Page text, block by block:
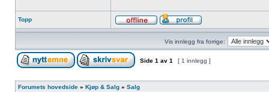
Topp
Vis innlegg fra forrige:
Side 1 av 1 [ 1 innlegg ]
Forumets hovedside » Kjøp & Salg » Salg